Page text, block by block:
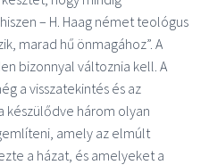
– H. Haag német teológus
marad hű önmagához”. A
bizonnyal változnia kell. A
a visszatekintés és az
készülődve három olyan
amely az elmúlt
a házat, és amelyeket a